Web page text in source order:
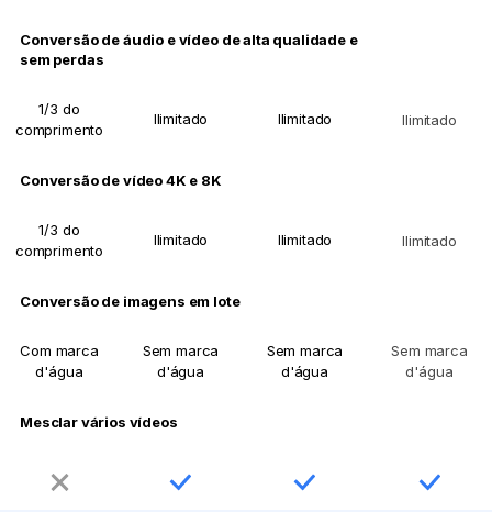
Conversão de áudio e vídeo de alta qualidade e
sem perdas
1/3 do
comprimento
Ilimitado Ilimitado Ilimitado
Conversão de vídeo 4K e 8K
1/3 do
comprimento
Ilimitado Ilimitado Ilimitado
Conversão de imagens em lote
Com marca
d'água
Sem marca
d'água
Sem marca
d'água
Sem marca
d'água
Mesclar vários vídeos